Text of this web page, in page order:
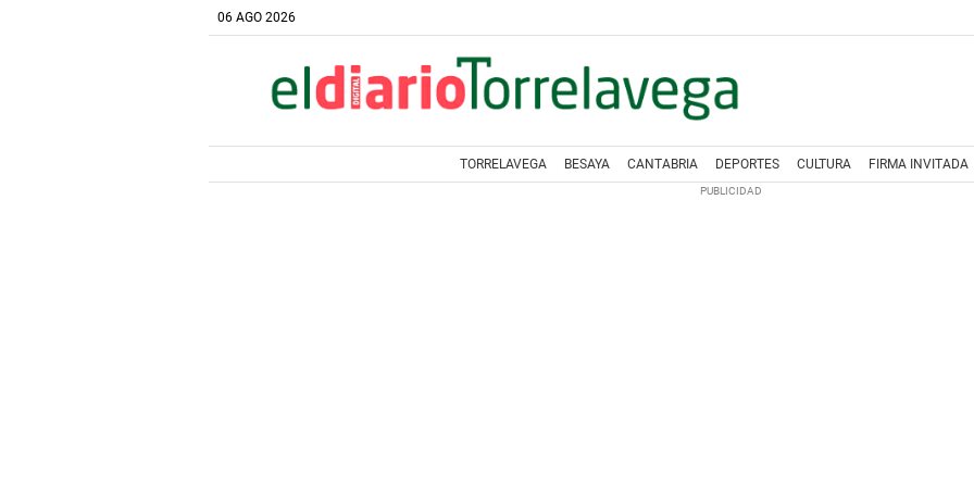
06 AGO 2026
TORRELAVEGA BESAYA CANTABRIA DEPORTES CULTURA FIRMA INVITADA